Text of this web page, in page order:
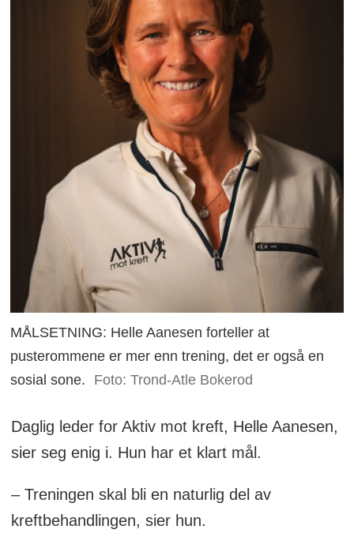
MÅLSETNING: Helle Aanesen forteller at
pusterommene er mer enn trening, det er også en
sosial sone.
Foto: Trond-Atle Bokerod
Daglig leder for Aktiv mot kreft, Helle Aanesen,
sier seg enig i. Hun har et klart mål.
– Treningen skal bli en naturlig del av
kreftbehandlingen, sier hun.